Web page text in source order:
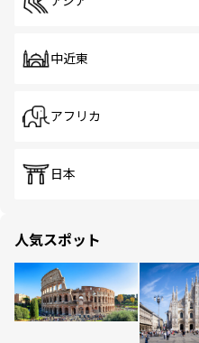
中近東
アフリカ
日本
人気スポット